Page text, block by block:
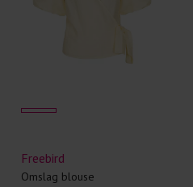
Freebird
Omslag blouse